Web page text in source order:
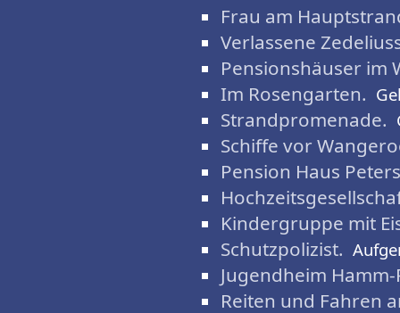
Frau am
Verlassene
Pensionshäuser im
Im Rosengarten.
Strandpromenade.
Schiffe vor
Pension Haus
Kindergruppe mit
Schutzpolizist.
Jugendheim
Reiten und Fahren